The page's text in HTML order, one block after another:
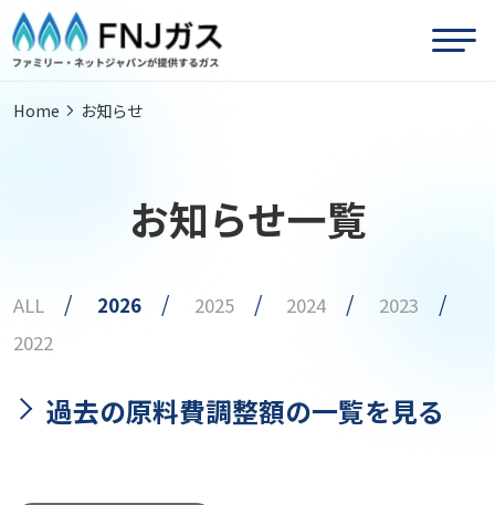
Home お知らせ
お知らせ一覧
ALL 2026 2025 2024
2023
2022
過去の原料費調整額の一覧を見る